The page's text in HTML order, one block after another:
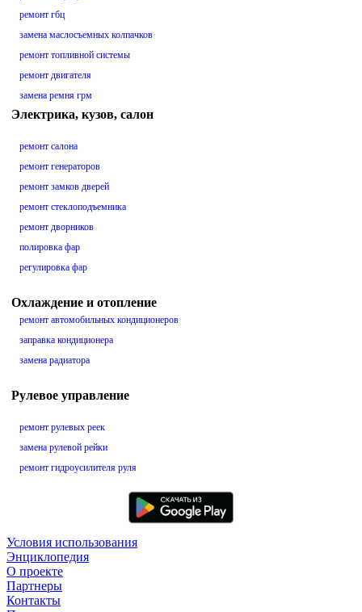
ремонт гбц
замена маслосъемных колпачков
ремонт топливной системы
ремонт двигателя
замена ремня грм
Электрика, кузов, салон
ремонт салона
ремонт генераторов
ремонт замков дверей
ремонт стеклоподъемника
ремонт дворников
полировка фар
регулировка фар
Охлаждение и отопление
ремонт автомобильных кондиционеров
заправка кондиционера
замена радиатора
Рулевое управление
ремонт рулевых реек
замена рулевой рейки
ремонт гидроусилителя руля
Условия использования
Энциклопедия
О проекте
Партнеры
Контакты